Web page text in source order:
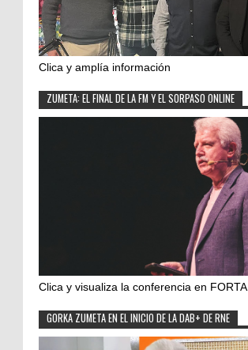
Clica y amplía información
ZUMETA: EL FINAL DE LA FM Y EL SORPASO ONLINE
Clica y visualiza la conferencia en FORTA
GORKA ZUMETA EN EL INICIO DE LA DAB+ DE RNE